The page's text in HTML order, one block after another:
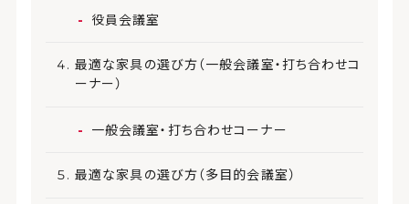
役員会議室
最適な家具の選び方（一般会議室・打ち合わせコ
ーナー）
一般会議室・打ち合わせコーナー
最適な家具の選び方（多目的会議室）